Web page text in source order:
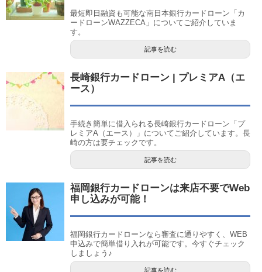
最短即日融資も可能な南日本銀行カードローン「カ
ードローンWAZZECA」についてご紹介していま
す。
記事を読む
長崎銀行カードローン | プレミアA（エ
ース）
手続き簡単に借入られる長崎銀行カードローン「プ
レミアA（エース）」についてご紹介しています。長
崎の方は要チェックです。
記事を読む
福岡銀行カードローンは来店不要でWeb
申し込みが可能！
福岡銀行カードローンなら審査に通りやすく、WEB
申込みで簡単借り入れが可能です。今すぐチェック
しましょう♪
記事を読む